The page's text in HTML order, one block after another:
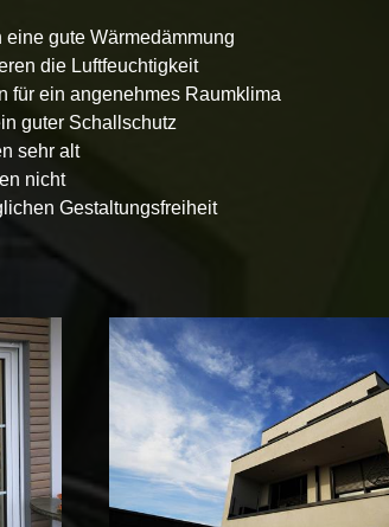
eine gute Wärmedämmung
die Luftfeuchtigkeit
für ein angenehmes Raumklima
guter Schallschutz
sehr alt
nicht
Gestaltungsfreiheit